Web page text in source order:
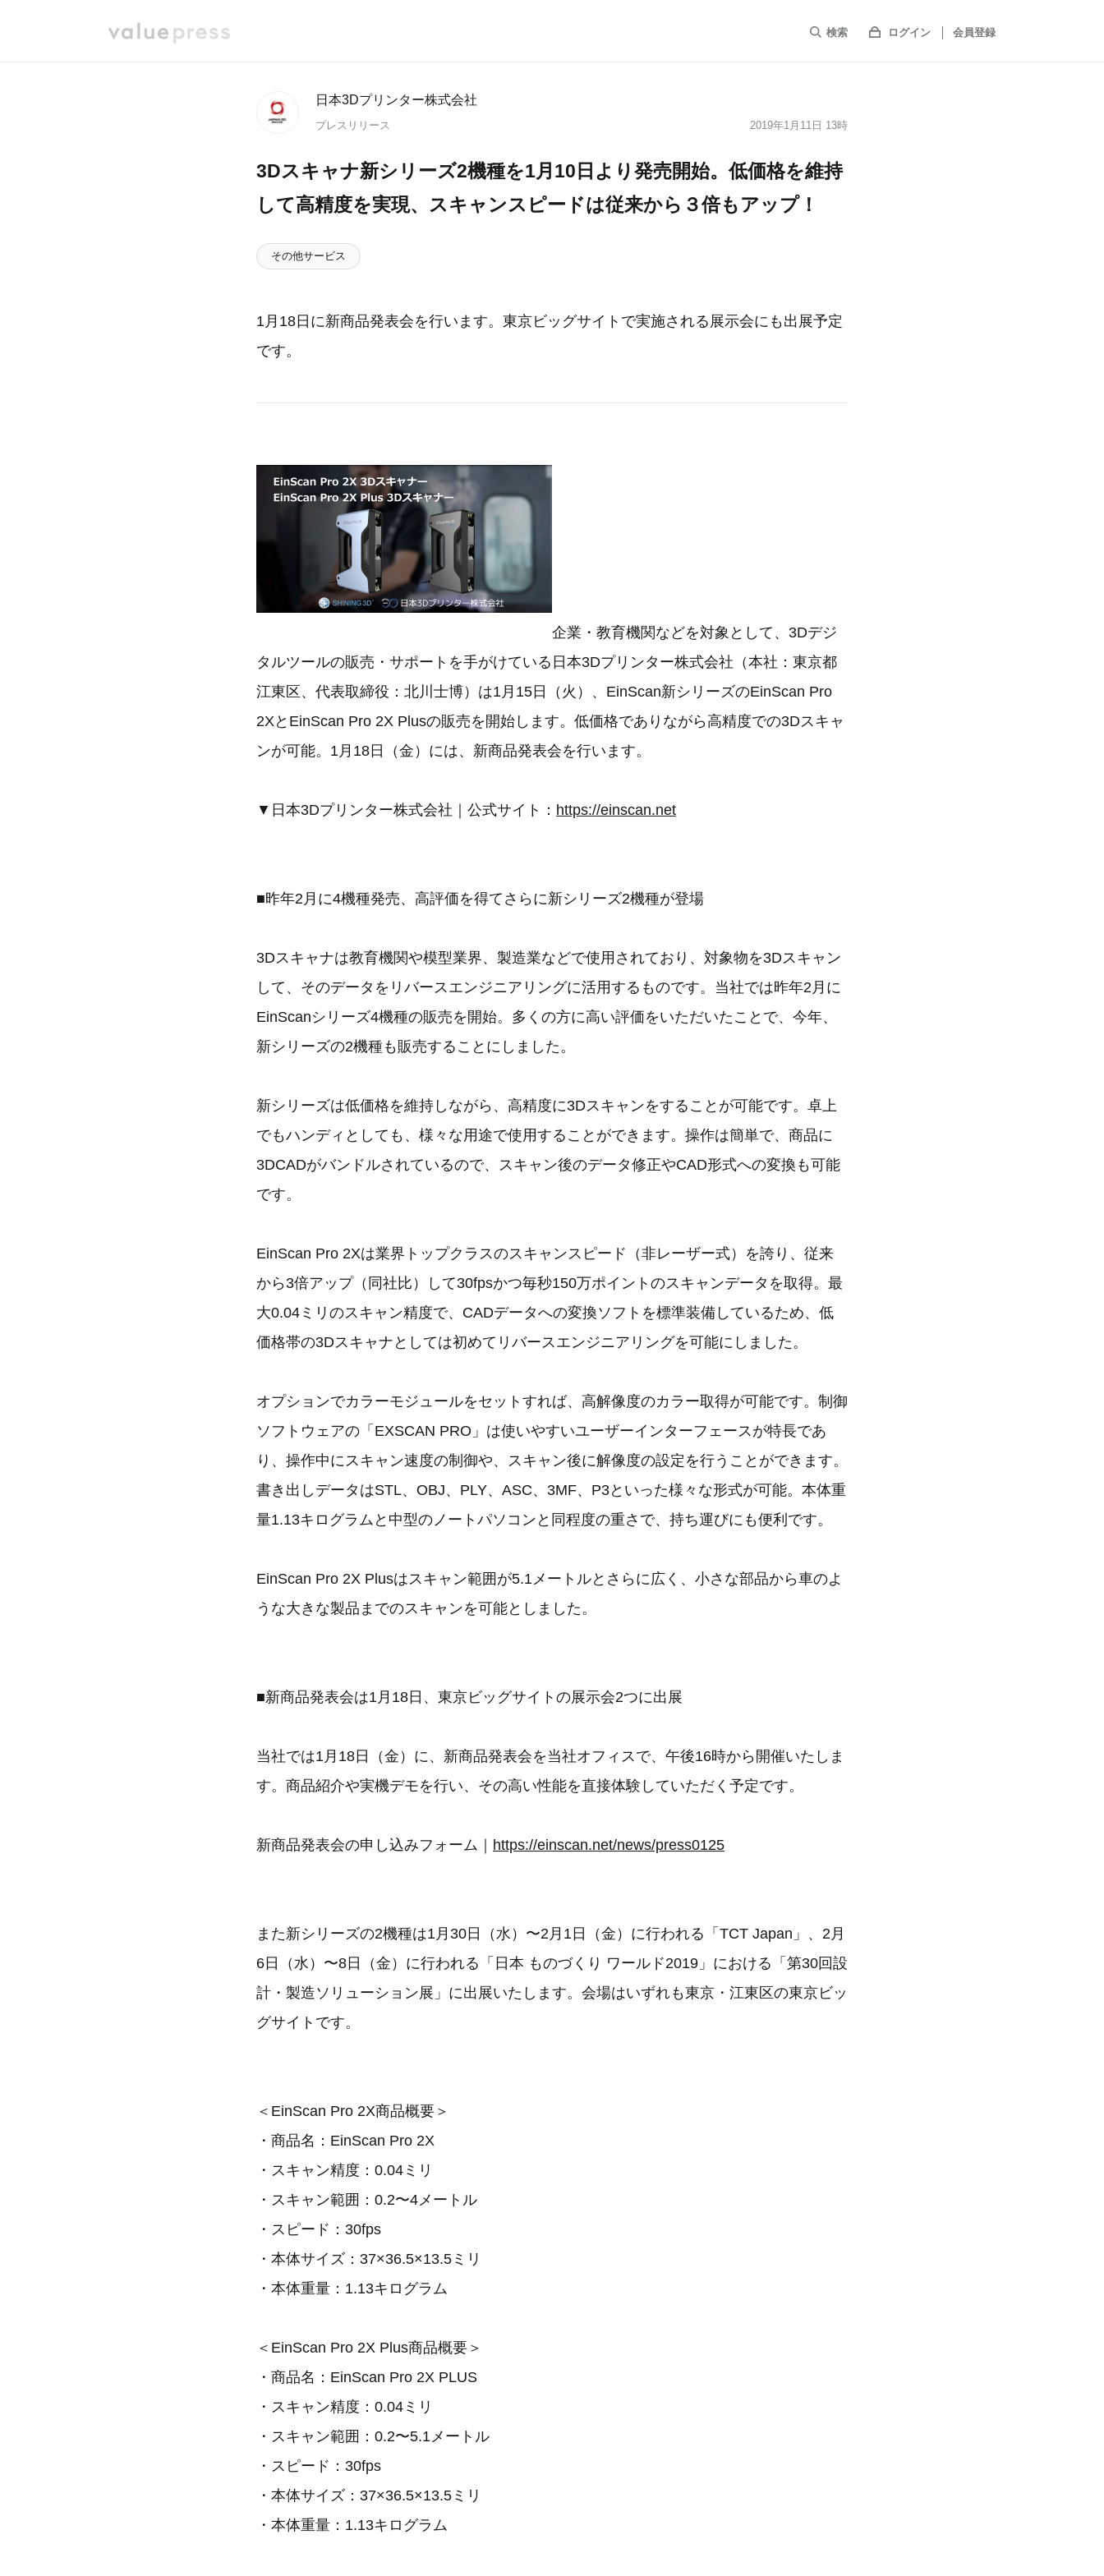
検索 ログイン 会員登録
日本3Dプリンター株式会社
プレスリリース 2019年1月11日 13時
3Dスキャナ新シリーズ2機種を1月10日より発売開始。低価格を維持
して高精度を実現、スキャンスピードは従来から３倍もアップ！
その他サービス
1月18日に新商品発表会を行います。東京ビッグサイトで実施される展示会にも出展予定
です。
企業・教育機関などを対象として、3Dデジ
タルツールの販売・サポートを手がけている日本3Dプリンター株式会社（本社：東京都
江東区、代表取締役：北川士博）は1月15日（火）、EinScan新シリーズのEinScan Pro
2XとEinScan Pro 2X Plusの販売を開始します。低価格でありながら高精度での3Dスキャ
ンが可能。1月18日（金）には、新商品発表会を行います。
▼日本3Dプリンター株式会社｜公式サイト： https://einscan.net
■昨年2月に4機種発売、高評価を得てさらに新シリーズ2機種が登場
3Dスキャナは教育機関や模型業界、製造業などで使用されており、対象物を3Dスキャン
して、そのデータをリバースエンジニアリングに活用するものです。当社では昨年2月に
EinScanシリーズ4機種の販売を開始。多くの方に高い評価をいただいたことで、今年、
新シリーズの2機種も販売することにしました。
新シリーズは低価格を維持しながら、高精度に3Dスキャンをすることが可能です。卓上
でもハンディとしても、様々な用途で使用することができます。操作は簡単で、商品に
3DCADがバンドルされているので、スキャン後のデータ修正やCAD形式への変換も可能
です。
EinScan Pro 2Xは業界トップクラスのスキャンスピード（非レーザー式）を誇り、従来
から3倍アップ（同社比）して30fpsかつ毎秒150万ポイントのスキャンデータを取得。最
大0.04ミリのスキャン精度で、CADデータへの変換ソフトを標準装備しているため、低
価格帯の3Dスキャナとしては初めてリバースエンジニアリングを可能にしました。
オプションでカラーモジュールをセットすれば、高解像度のカラー取得が可能です。制御
ソフトウェアの「EXSCAN PRO」は使いやすいユーザーインターフェースが特長であ
り、操作中にスキャン速度の制御や、スキャン後に解像度の設定を行うことができます。
書き出しデータはSTL、OBJ、PLY、ASC、3MF、P3といった様々な形式が可能。本体重
量1.13キログラムと中型のノートパソコンと同程度の重さで、持ち運びにも便利です。
EinScan Pro 2X Plusはスキャン範囲が5.1メートルとさらに広く、小さな部品から車のよ
うな大きな製品までのスキャンを可能としました。
■新商品発表会は1月18日、東京ビッグサイトの展示会2つに出展
当社では1月18日（金）に、新商品発表会を当社オフィスで、午後16時から開催いたしま
す。商品紹介や実機デモを行い、その高い性能を直接体験していただく予定です。
新商品発表会の申し込みフォーム｜ https://einscan.net/news/press0125
また新シリーズの2機種は1月30日（水）〜2月1日（金）に行われる「TCT Japan」、2月
6日（水）〜8日（金）に行われる「日本 ものづくり ワールド2019」における「第30回設
計・製造ソリューション展」に出展いたします。会場はいずれも東京・江東区の東京ビッ
グサイトです。
＜EinScan Pro 2X商品概要＞
・商品名：EinScan Pro 2X
・スキャン精度：0.04ミリ
・スキャン範囲：0.2〜4メートル
・スピード：30fps
・本体サイズ：37×36.5×13.5ミリ
・本体重量：1.13キログラム
＜EinScan Pro 2X Plus商品概要＞
・商品名：EinScan Pro 2X PLUS
・スキャン精度：0.04ミリ
・スキャン範囲：0.2〜5.1メートル
・スピード：30fps
・本体サイズ：37×36.5×13.5ミリ
・本体重量：1.13キログラム